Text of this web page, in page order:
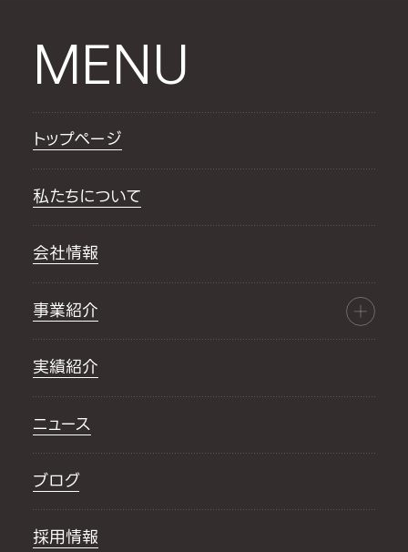
MENU
トップページ
私たちについて
会社情報
事業紹介
実績紹介
ニュース
ブログ
採用情報